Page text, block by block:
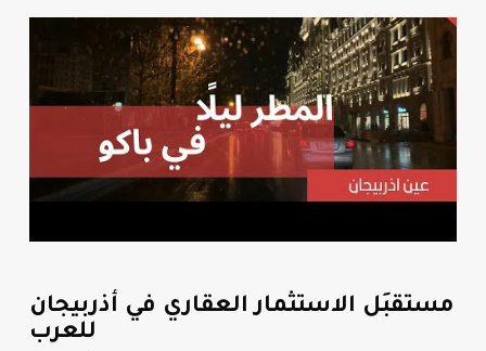
مستقبَل الاستثمار العقاري في أذربيجان
للعرب